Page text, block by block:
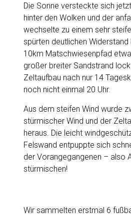
Die Sonne versteckte sich
hinter den Wolken und der
wechselte zu einem sehr
spürten deutlichen
10km Matschwiesenpfad
großer breiter Sandstrand
Zeltaufbau nach nur 14
noch nicht einmal 20 Uhr.
Aus dem steifen Wind wurde
stürmischer Wind und der
heraus. Die leicht
Felswand entpuppte sich
der Vorangegangenen – also
stürmischen!
Wir sammelten erstmal 6